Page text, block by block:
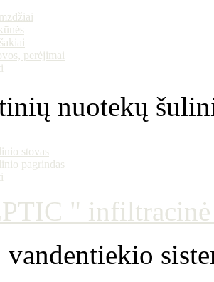
perėjimai
nuotekų
stovas
pagrindas
"